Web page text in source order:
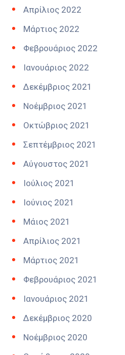
Απρίλιος 2022
Μάρτιος 2022
Φεβρουάριος 2022
Ιανουάριος 2022
Δεκέμβριος 2021
Νοέμβριος 2021
Οκτώβριος 2021
Σεπτέμβριος 2021
Αύγουστος 2021
Ιούλιος 2021
Ιούνιος 2021
Μάιος 2021
Απρίλιος 2021
Μάρτιος 2021
Φεβρουάριος 2021
Ιανουάριος 2021
Δεκέμβριος 2020
Νοέμβριος 2020